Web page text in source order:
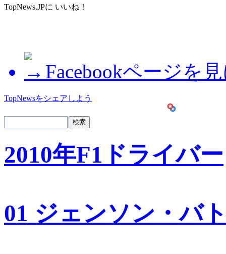
TopNews.JPに いいね！
Facebookページを
TopNewsをシェアしよう
2010年F1ドライバー
01 ジェンソン・バ